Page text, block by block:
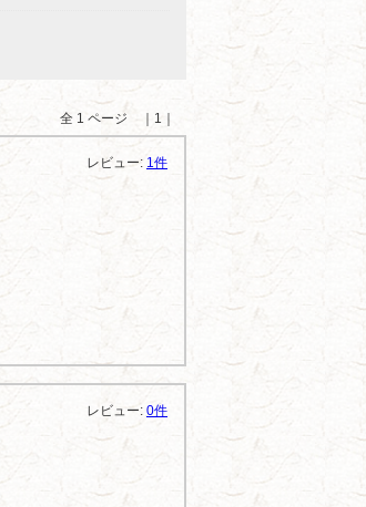
全 1 ページ ｜1｜
レビュー: 1件
レビュー: 0件